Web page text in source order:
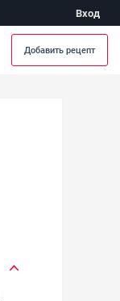
Вход
Добавить рецепт